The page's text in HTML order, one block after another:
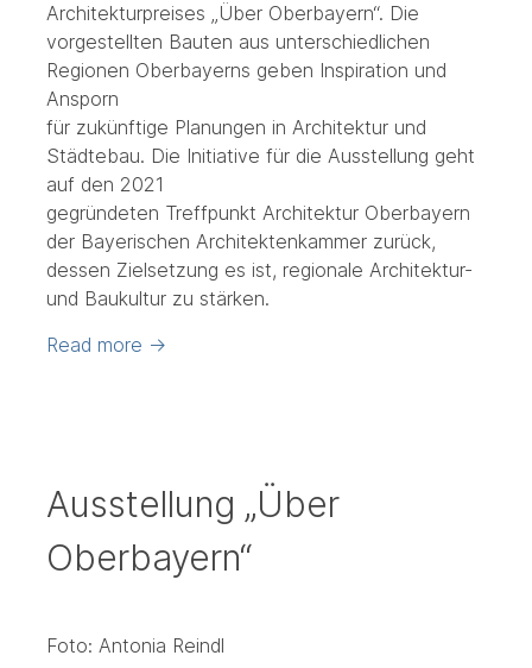
Architekturpreises „Über Oberbayern“. Die
vorgestellten Bauten aus unterschiedlichen
Regionen Oberbayerns geben Inspiration und
Ansporn
für zukünftige Planungen in Architektur und
Städtebau. Die Initiative für die Ausstellung geht
auf den 2021
gegründeten Treffpunkt Architektur Oberbayern
der Bayerischen Architektenkammer zurück,
dessen Zielsetzung es ist, regionale Architektur-
und Baukultur zu stärken.
Read more →
Ausstellung „Über
Oberbayern“
Foto: Antonia Reindl